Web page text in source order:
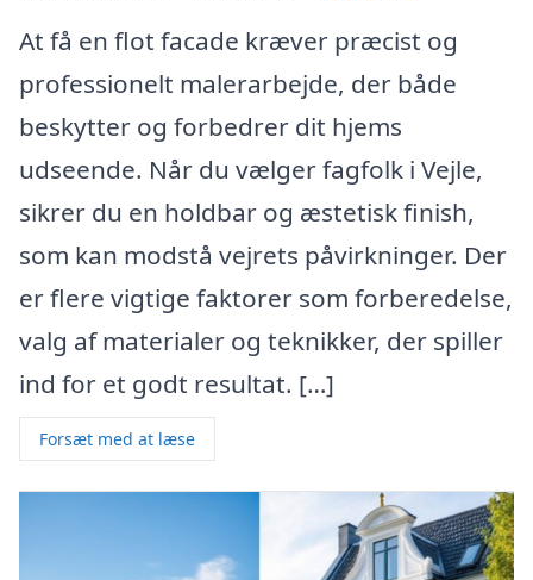
At få en flot facade kræver præcist og
professionelt malerarbejde, der både
beskytter og forbedrer dit hjems
udseende. Når du vælger fagfolk i Vejle,
sikrer du en holdbar og æstetisk finish,
som kan modstå vejrets påvirkninger. Der
er flere vigtige faktorer som forberedelse,
valg af materialer og teknikker, der spiller
ind for et godt resultat. […]
Forsæt med at læse